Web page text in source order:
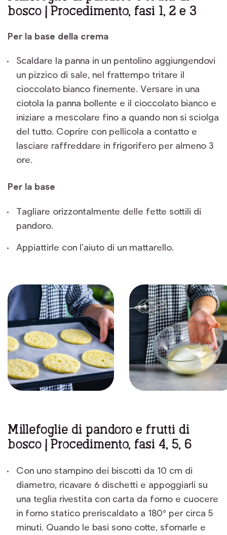
bosco | Procedimento, fasi 1, 2 e 3
Per la base della crema
Scaldare la panna in un pentolino aggiungendovi
un pizzico di sale, nel frattempo tritare il
cioccolato bianco finemente. Versare in una
ciotola la panna bollente e il cioccolato bianco e
iniziare a mescolare fino a quando non si sciolga
del tutto. Coprire con pellicola a contatto e
lasciare raffreddare in frigorifero per almeno 3
ore.
Per la base
Tagliare orizzontalmente delle fette sottili di
pandoro.
Appiattirle con l’aiuto di un mattarello.
Millefoglie di pandoro e frutti di
bosco | Procedimento, fasi 4, 5, 6
Con uno stampino dei biscotti da 10 cm di
diametro, ricavare 6 dischetti e appoggiarli su
una teglia rivestita con carta da forno e cuocere
in forno statico preriscaldato a 180° per circa 5
minuti. Quando le basi sono cotte, sfornarle e